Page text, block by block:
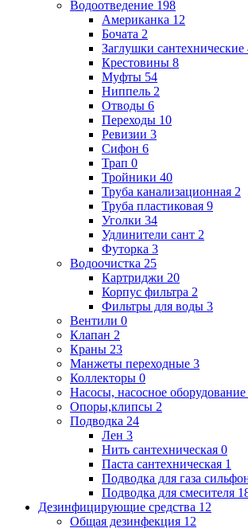
Водоотведение 198
Американка 12
Бочата 2
Заглушки сантехнические
Крестовины 8
Муфты 54
Ниппель 2
Отводы 6
Переходы 10
Ревизии 3
Сифон 6
Трап 0
Тройники 40
Труба канализационная 2
Труба пластиковая 9
Уголки 34
Удлинители сант 2
Футорка 3
Водоочистка 25
Картриджи 20
Корпус фильтра 2
Фильтры для воды 3
Вентили 0
Клапан 2
Краны 23
Манжеты переходные 3
Коллекторы 0
Насосы, насосное оборудование
Опоры,клипсы 2
Подводка 24
Лен 3
Нить сантехническая 0
Паста сантехническая 1
Подводка для газа
Подводка для смесителя
Дезинфицирующие средства 12
Общая дезинфекция 12